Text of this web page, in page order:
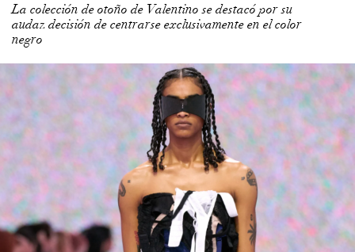
audaz decisión de centrarse exclusivamente en el color
negro